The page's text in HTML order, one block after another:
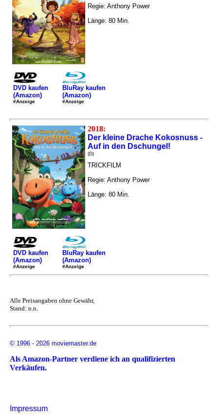
Regie: Anthony Power
Länge: 80 Min.
DVD kaufen
(Amazon)
#Anzeige
BluRay kaufen
(Amazon)
#Anzeige
2018:
Der kleine Drache Kokosnuss -
Auf in den Dschungel!
(D)
TRICKFILM
Regie: Anthony Power
Länge: 80 Min.
DVD kaufen
(Amazon)
#Anzeige
BluRay kaufen
(Amazon)
#Anzeige
Alle Preisangaben ohne Gewähr,
Stand: n.n.
© 1996 - 2026 moviemaster.de
Als Amazon-Partner verdiene ich an qualifizierten
Verkäufen.
Impressum